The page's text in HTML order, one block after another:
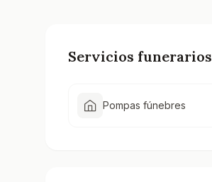
Servicios funerarios
Pompas fúnebres